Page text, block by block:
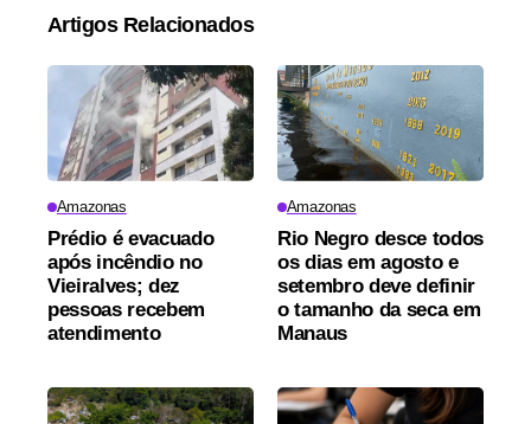
Artigos Relacionados
Amazonas
Prédio é evacuado
após incêndio no
Vieiralves; dez
pessoas recebem
atendimento
Amazonas
Rio Negro desce todos
os dias em agosto e
setembro deve definir
o tamanho da seca em
Manaus